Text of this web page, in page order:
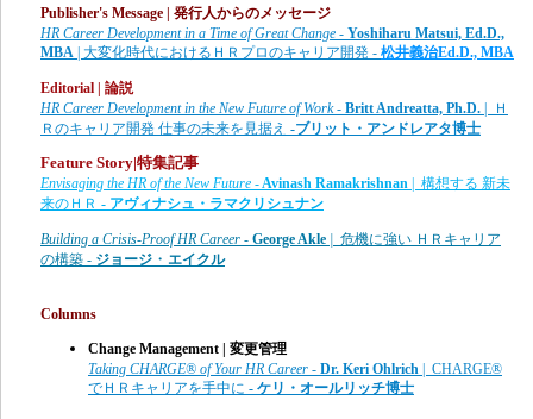
Publisher's Message | 発行人からのメッセージ
HR Career Development in a Time of Great Change - Yoshiharu Matsui, Ed.D.,
MBA | 大変化時代におけるＨＲプロのキャリア開発 - 松井義治Ed.D., MBA
Editorial | 論説
HR Career Development in the New Future of Work- Britt Andreatta, Ph.D. | Ｈ
Ｒのキャリア開発 仕事の未来を見据え -ブリット・アンドレアタ博士
Feature Story|特集記事
Envisaging the HR of the New Future -Avinash Ramakrishnan | 構想する 新未
来のＨＲ - アヴィナシュ・ラマクリシュナン
Building a Crisis-Proof HR Career - George Akle
危機に強い ＨＲキャリア
の構築 - ジョージ ・ エイクル
Columns
Change Management | 変更管理
Taking CHARGE® of Your HR Career - Dr. Keri Ohlrich | CHARGE®
でＨＲキャリアを手中に - ケリ・オールリッチ博士